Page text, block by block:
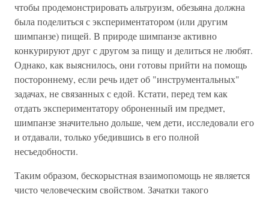
чтобы продемонстрировать альтруизм, обезьяна должна
была поделиться с экспериментатором (или другим
шимпанзе) пищей. В природе шимпанзе активно
конкурируют друг с другом за пищу и делиться не любят.
Однако, как выяснилось, они готовы прийти на помощь
постороннему, если речь идет об "инструментальных"
задачах, не связанных с едой. Кстати, перед тем как
отдать экспериментатору оброненный им предмет,
шимпанзе значительно дольше, чем дети, исследовали его
и отдавали, только убедившись в его полной
несъедобности.
Таким образом, бескорыстная взаимопомощь не является
чисто человеческим свойством. Зачатки такого